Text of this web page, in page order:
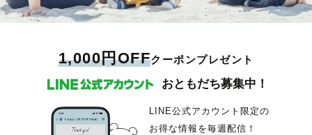
1,000円OFFクーポンプレゼント
おともだち募集中！
LINE公式アカウント限定の
お得な情報を毎週配信！